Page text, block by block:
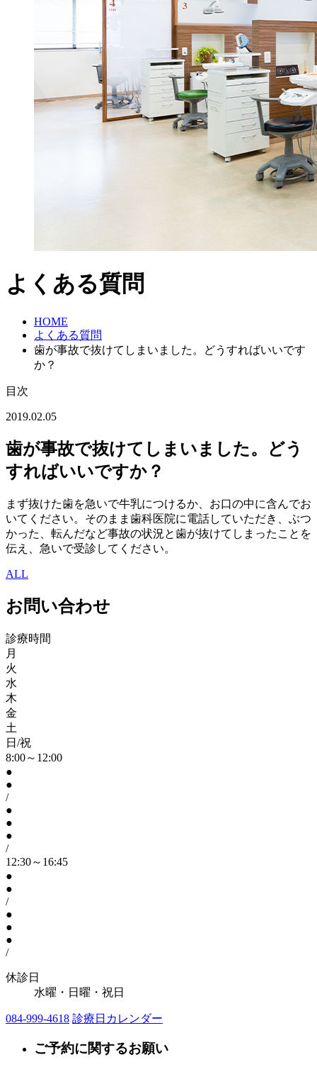
よくある質問
HOME
よくある質問
歯が事故で抜けてしまいました。どうすればいいです
か？
目次
2019.02.05
歯が事故で抜けてしまいました。どう
すればいいですか？
まず抜けた歯を急いで牛乳につけるか、お口の中に含んでお
いてください。そのまま歯科医院に電話していただき、ぶつ
かった、転んだなど事故の状況と歯が抜けてしまったことを
伝え、急いで受診してください。
ALL
お問い合わせ
診療時間
月
火
水
木
金
土
日/祝
8:00～12:00
●
●
/
●
●
●
/
12:30～16:45
●
●
/
●
●
●
/
休診日
水曜・日曜・祝日
084-999-4618 診療日カレンダー
ご予約に関するお願い